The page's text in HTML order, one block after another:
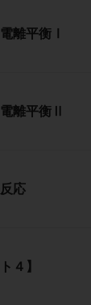
離平衡Ⅰ
離平衡Ⅱ
反応
４】